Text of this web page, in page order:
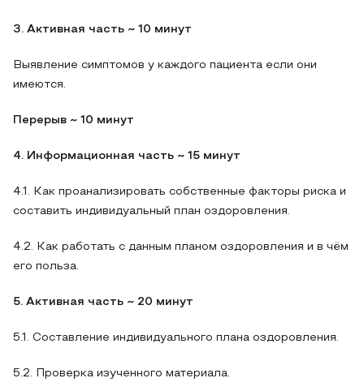
3. Активная часть ~ 10 минут
Выявление симптомов у каждого пациента если они
имеются.
Перерыв ~ 10 минут
4. Информационная часть ~ 15 минут
4.1. Как проанализировать собственные факторы риска и
составить индивидуальный план оздоровления.
4.2. Как работать с данным планом оздоровления и в чём
его польза.
5. Активная часть ~ 20 минут
5.1. Составление индивидуального плана оздоровления.
5.2. Проверка изученного материала.